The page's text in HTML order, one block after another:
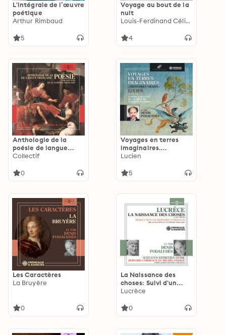
L'intégrale de l’œuvre
poétique
Arthur Rimbaud
5
Voyage au bout de la
nuit
Louis-Ferdinand Céline
4
Anthologie de la
poésie de langue
française (1265-1915)
Comédie Française
Collectif
0
Voyages en terres
imaginaires.
"Histoires vraies"
l’inculte qui achète
Lucien
5
Les Caractères
La Bruyère
0
La Naissance des
choses: Suivi d'un
entretien entre
Michel Onfray
Lucrèce
0